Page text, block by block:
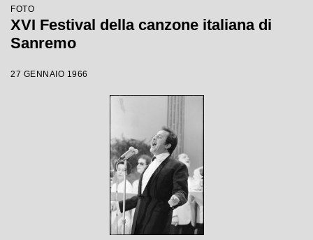
FOTO
XVI Festival della canzone italiana di
Sanremo
27 GENNAIO 1966